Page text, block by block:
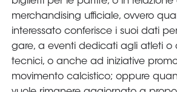
nazionali
Assicurazione
Cerca